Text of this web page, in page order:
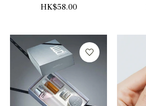
正
價
格
HK$58.00